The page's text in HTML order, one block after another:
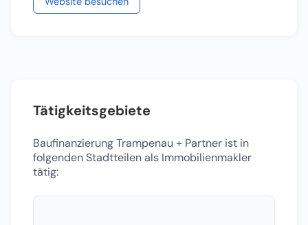
Tätigkeitsgebiete
Baufinanzierung Trampenau + Partner ist in
folgenden Stadtteilen als Immobilienmakler
tätig: